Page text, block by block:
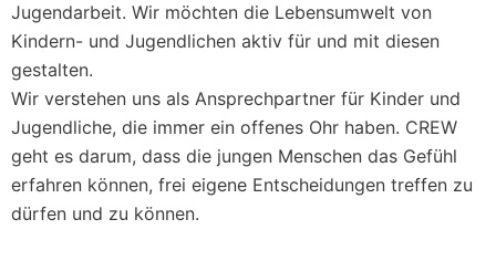
Jugendarbeit. Wir möchten die Lebensumwelt von
Kindern- und Jugendlichen aktiv für und mit diesen
gestalten.
Wir verstehen uns als Ansprechpartner für Kinder und
Jugendliche, die immer ein offenes Ohr haben. CREW
geht es darum, dass die jungen Menschen das Gefühl
erfahren können, frei eigene Entscheidungen treffen zu
dürfen und zu können.